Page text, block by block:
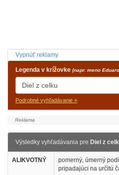
Vypnúť reklamy
Legenda v krížovke (napr. meno
Podrobné vyhľadávanie »
Výsledky vyhľadávania pre Diel z
ALIKVOTNÝ
pomerný, úmerný
pripadajúci na určitú